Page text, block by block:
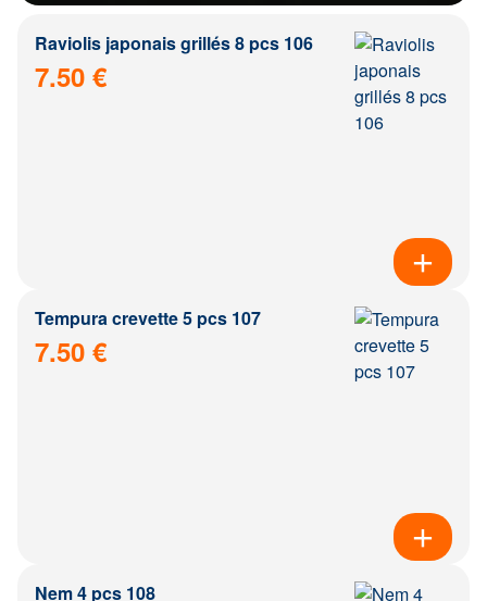
Raviolis japonais grillés 8 pcs 106
7.50 €
Tempura crevette 5 pcs 107
7.50 €
Nem 4 pcs 108